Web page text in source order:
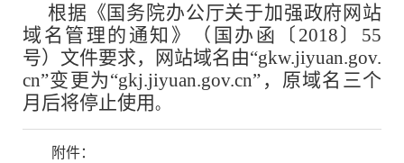
根据 《国务院办公厅关于加强政府网站
域名管理的通知》（ 国办函〔2018〕55
号） 文件要求，
网站域名由“gkw.jiyuan.gov.
cn”变更为“gkj.jiyuan.gov.cn”，原域名三个
月后将停止使用 。
附件：